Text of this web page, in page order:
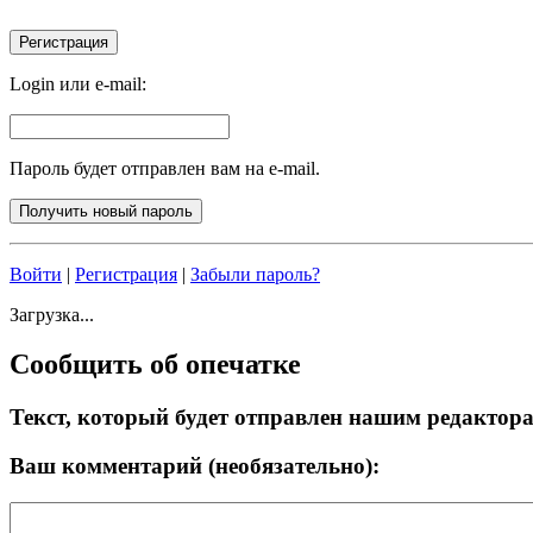
Login или e-mail:
Пароль будет отправлен вам на e-mail.
Войти | Регистрация | Забыли пароль?
Загрузка...
Сообщить об опечатке
Текст, который будет отправлен нашим
Ваш комментарий (необязательно):